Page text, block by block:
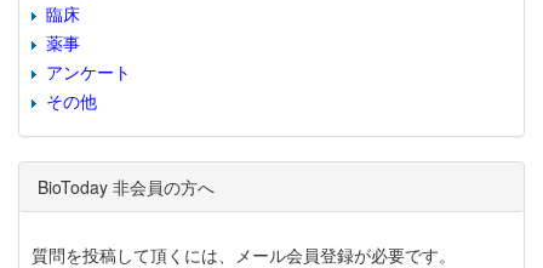
臨床
薬事
アンケート
その他
BioToday 非会員の方へ
質問を投稿して頂くには、メール会員登録が必要です。